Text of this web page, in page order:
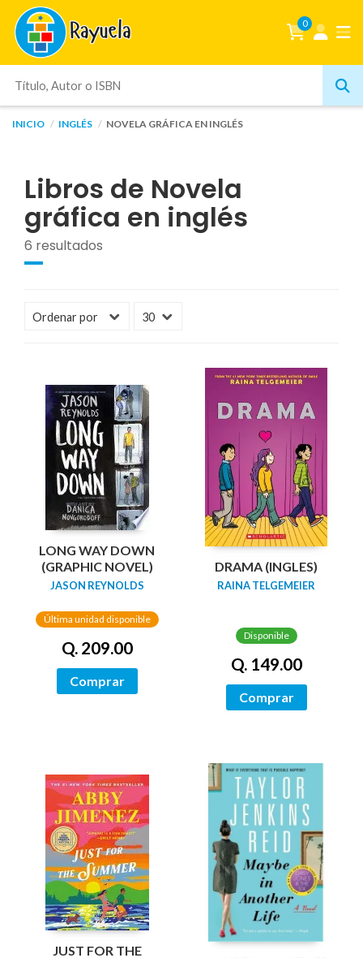
0
INICIO INGLÉS NOVELA GRÁFICA EN INGLÉS
Libros de Novela
gráfica en inglés
6 resultados
LONG WAY DOWN
(GRAPHIC NOVEL)
JASON REYNOLDS
Última unidad disponible
Q. 209.00
Comprar
DRAMA (INGLES)
RAINA TELGEMEIER
Disponible
Q. 149.00
Comprar
JUST FOR THE